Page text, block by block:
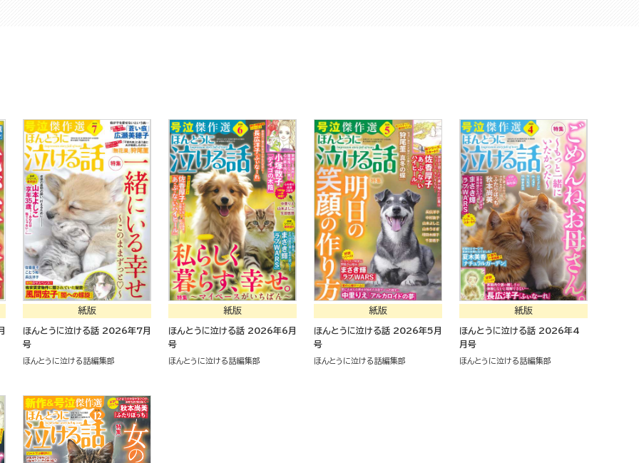
紙版
ほんとうに泣ける話 2026年7月
号
ほんとうに泣ける話編集部
紙版
ほんとうに泣ける話 2026年6月
号
ほんとうに泣ける話編集部
紙版
ほんとうに泣ける話 2026年5月
号
ほんとうに泣ける話編集部
紙版
ほんとうに泣ける話 2026年4
月号
ほんとうに泣ける話編集部